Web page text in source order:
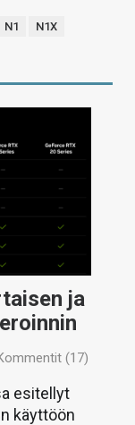
N1
N1X
ja
(17)
esitellyt
käyttöön